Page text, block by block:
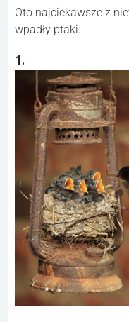
Oto najciekawsze z
wpadły ptaki:
1.